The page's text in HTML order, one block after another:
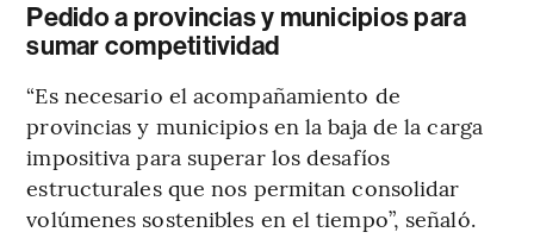
Pedido a provincias y municipios para
sumar competitividad
“Es necesario el acompañamiento de
provincias y municipios en la baja de la carga
impositiva para superar los desafíos
estructurales que nos permitan consolidar
volúmenes sostenibles en el tiempo”, señaló.